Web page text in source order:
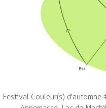
Parutions
Biographie & cv
contact / liens
english
Festival Couleur(s)